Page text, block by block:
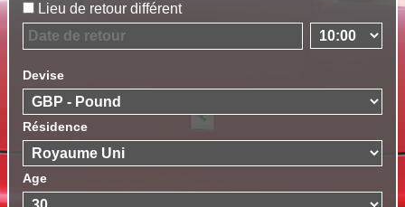
Lieu de retour différent
Devise
Résidence
Age